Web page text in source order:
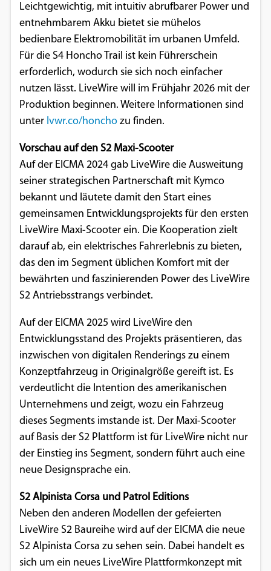
Leichtgewichtig, mit intuitiv abrufbarer Power und
entnehmbarem Akku bietet sie mühelos
bedienbare Elektromobilität im urbanen Umfeld.
Für die S4 Honcho Trail ist kein Führerschein
erforderlich, wodurch sie sich noch einfacher
nutzen lässt. LiveWire will im Frühjahr 2026 mit der
Produktion beginnen. Weitere Informationen sind
unter lvwr.co/honchozu finden.
Vorschau auf den S2 Maxi-Scooter
Auf der EICMA 2024 gab LiveWire die Ausweitung
seiner strategischen Partnerschaft mit Kymco
bekannt und läutete damit den Start eines
gemeinsamen Entwicklungsprojekts für den ersten
LiveWire Maxi-Scooter ein. Die Kooperation zielt
darauf ab, ein elektrisches Fahrerlebnis zu bieten,
das den im Segment üblichen Komfort mit der
bewährten und faszinierenden Power des LiveWire
S2 Antriebsstrangs verbindet.
Auf der EICMA 2025 wird LiveWire den
Entwicklungsstand des Projekts präsentieren, das
inzwischen von digitalen Renderings zu einem
Konzeptfahrzeug in Originalgröße gereift ist. Es
verdeutlicht die Intention des amerikanischen
Unternehmens und zeigt, wozu ein Fahrzeug
dieses Segments imstande ist. Der Maxi-Scooter
auf Basis der S2 Plattform ist für LiveWire nicht nur
der Einstieg ins Segment, sondern führt auch eine
neue Designsprache ein.
S2 Alpinista Corsa und Patrol Editions
Neben den anderen Modellen der gefeierten
LiveWire S2 Baureihe wird auf der EICMA die neue
S2 Alpinista Corsa zu sehen sein. Dabei handelt es
sich um ein neues LiveWire Plattformkonzept mit